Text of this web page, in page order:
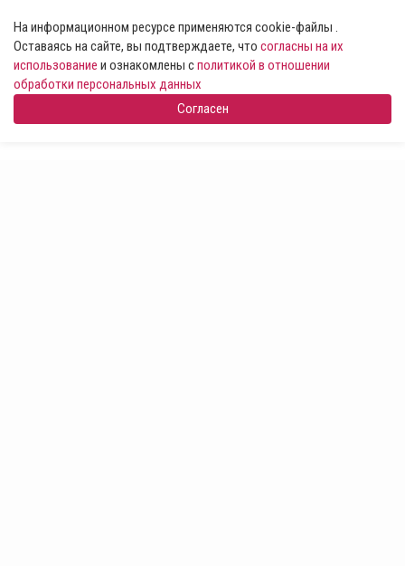
На информационном ресурсе применяются cookie-файлы .
Оставаясь на сайте, вы подтверждаете, что согласны на их
использование и ознакомлены сполитикой в отношении
обработки персональных данных
Согласен